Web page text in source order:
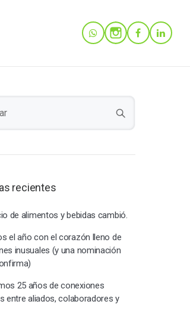
recientes
de alimentos y bebidas cambió.
el año con el corazón lleno de
inusuales (y una nominación
25 años de conexiones
entre aliados, colaboradores y